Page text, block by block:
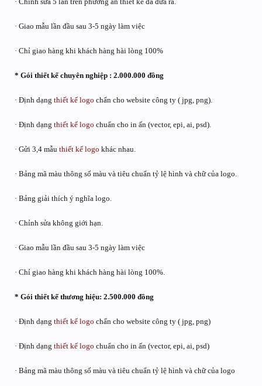
· Giao mẫu lần đầu sau 3-5 ngày làm việc
· Chỉ giao hàng khi khách hàng hài lòng 100%
* Gói thiết kế chuyên nghiệp : 2.000.000 đồng
· Định dạng thiết kế logo chẩn cho website công ty ( jpg, png).
· Định dạng thiết kế logo chuẩn cho in ấn (vector, epi, ai, psd).
· Gửi 3,4 mẫu thiết kế logo khác nhau.
· Bảng mã màu thông số màu và tiêu chuẩn tỷ lệ hình và chữ của logo.
· Bảng giải thích ý nghĩa logo.
· Chỉnh sửa không giới hạn.
· Giao mẫu lần đầu sau 3-5 ngày làm việc
· Chỉ giao hàng khi khách hàng hài lòng 100%.
* Gói thiết kế thương hiệu: 2.500.000 đồng
· Định dạng thiết kế logo chẩn cho website công ty ( jpg, png)
· Định dạng thiết kế logo chuẩn cho in ấn (vector, epi, ai, psd)
· Bảng mã màu thông số màu và tiêu chuẩn tỷ lệ hình và chữ của logo